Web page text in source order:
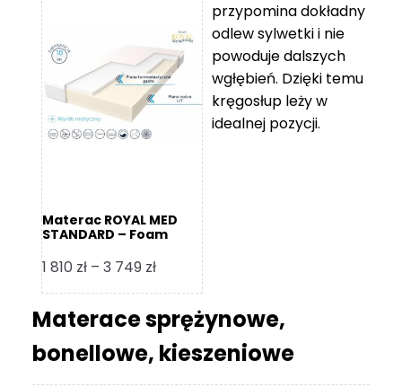
119 zł
do
11
670 zł
Materac ROYAL MED
STANDARD – Foam
1 810 zł – 3 749 złZakres
cen:
od
1
810 zł
przypomina dokładny
odlew sylwetki i nie
powoduje dalszych
wgłębień. Dzięki temu
kręgosłup leży w
idealnej pozycji.
Materace sprężynowe,
bonellowe, kieszeniowe